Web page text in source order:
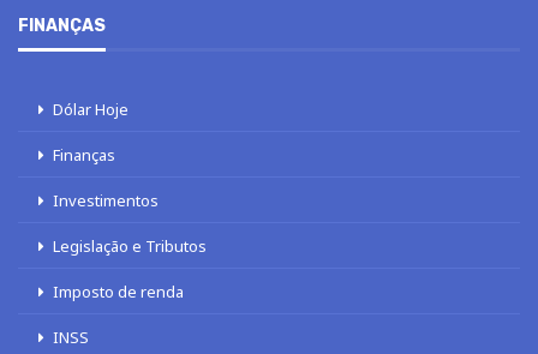
FINANÇAS
Dólar Hoje
Finanças
Investimentos
Legislação e Tributos
Imposto de renda
INSS